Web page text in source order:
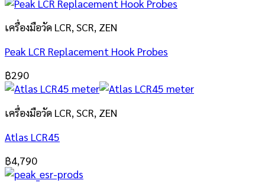
เครื่องมือวัด LCR, SCR, ZEN
Peak LCR Replacement Hook Probes
฿290
เครื่องมือวัด LCR, SCR, ZEN
Atlas LCR45
฿4,790